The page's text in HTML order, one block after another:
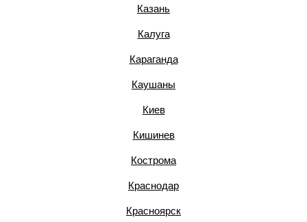
Казань
Калуга
Караганда
Каушаны
Киев
Кишинев
Кострома
Краснодар
Красноярск